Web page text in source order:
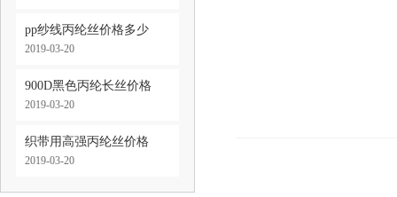
pp纱线丙纶丝价格多少
2019-03-20
900D黑色丙纶长丝价格
2019-03-20
织带用高强丙纶丝价格
2019-03-20